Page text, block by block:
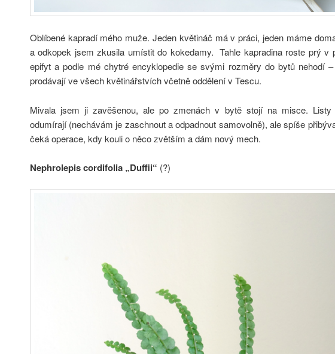
Oblíbené kapradí mého muže. Jeden květináč má v práci, jeden máme
a odkopek jsem zkusila umístit do kokedamy. Tahle kapradina roste prý v
epifyt a podle mé chytré encyklopedie se svými rozměry do bytů nehodí
prodávají ve všech květinářstvích včetně oddělení v Tescu.
Mivala jsem ji zavěšenou, ale po zmenách v bytě stojí na misce. Listy
odumírají (nechávám je zaschnout a odpadnout samovolně), ale spíše
čeká operace, kdy kouli o něco zvětším a dám nový mech.
Nephrolepis cordifolia „Duffii“ (?)